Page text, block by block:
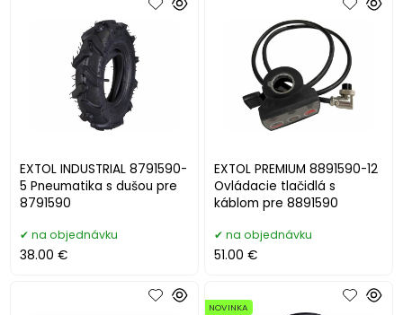
EXTOL INDUSTRIAL 8791590-
5 Pneumatika s dušou pre
8791590
na objednávku
38.00 €
EXTOL PREMIUM 8891590-12
Ovládacie tlačidlá s
káblom pre 8891590
na objednávku
51.00 €
NOVINKA